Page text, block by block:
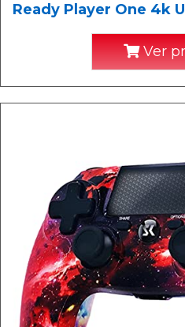
Ready Player One 4k
Ver